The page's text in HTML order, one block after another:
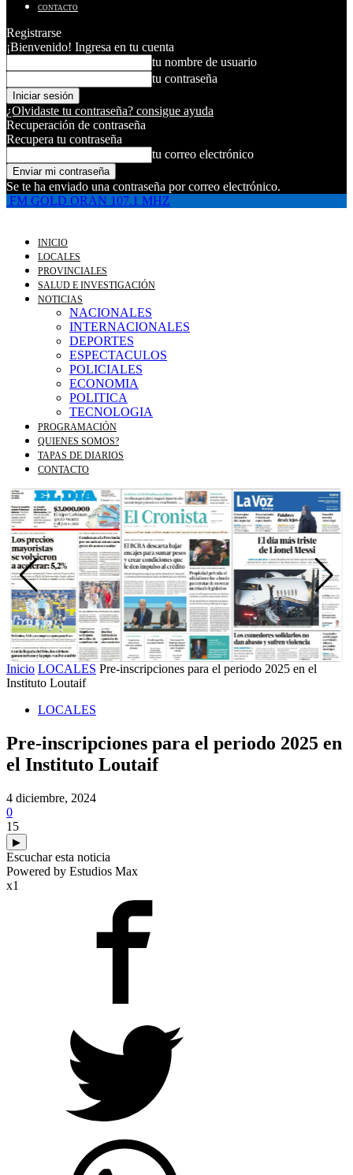
CONTACTO
Registrarse
¡Bienvenido! Ingresa en tu cuenta
tu nombre de usuario
tu contraseña
¿Olvidaste tu contraseña? consigue ayuda
Recuperación de contraseña
Recupera tu contraseña
tu correo electrónico
Se te ha enviado una contraseña por correo electrónico.
FM GOLD ORAN 107.1 MHZ
INICIO
LOCALES
PROVINCIALES
SALUD E INVESTIGACIÓN
NOTICIAS
NACIONALES
INTERNACIONALES
DEPORTES
ESPECTACULOS
POLICIALES
ECONOMIA
POLITICA
TECNOLOGIA
PROGRAMACIÓN
QUIENES SOMOS?
TAPAS DE DIARIOS
CONTACTO
Inicio LOCALES Pre-inscripciones para el periodo 2025 en el
Instituto Loutaif
LOCALES
Pre-inscripciones para el periodo 2025 en
el Instituto Loutaif
4 diciembre, 2024
0
15
▶
Escuchar esta noticia
Powered by Estudios Max
x1